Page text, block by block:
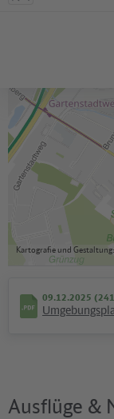
Zwischen
Fahrtrichtung
In Betrieb
Kartografie und
09.12.2025
Ausflüge &